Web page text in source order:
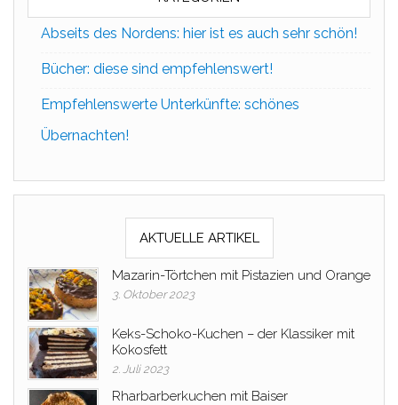
Abseits des Nordens: hier ist es auch sehr schön!
Bücher: diese sind empfehlenswert!
Empfehlenswerte Unterkünfte: schönes
Übernachten!
AKTUELLE ARTIKEL
Mazarin-Törtchen mit Pistazien und Orange
3. Oktober 2023
Keks-Schoko-Kuchen – der Klassiker mit
Kokosfett
2. Juli 2023
Rharbarberkuchen mit Baiser